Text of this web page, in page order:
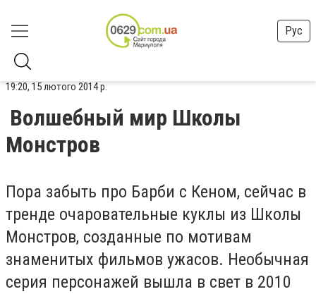
Рус
19:20, 15 лютого 2014 р.
Волшебный мир Школы
Монстров
Пора забыть про Барби с Кеном, сейчас в
тренде очаровательные куклы из Школы
Монстров, созданные по мотивам
знаменитых фильмов ужасов. Необычная
серия персонажей вышла в свет в 2010